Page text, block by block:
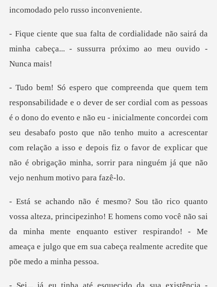
dade não sairá da
minha cabeça... - suss
evento e não eu - inicialmente concordei com
seu desabafo posto que não tenho muito a acrescentar
com relação a isso e
! E homens como você não sai
da minha mente enquanto estiver respirando! - Me